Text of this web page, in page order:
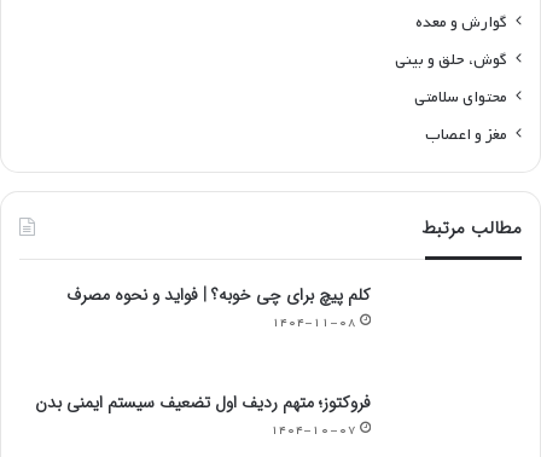
گوارش و معده
گوش، حلق و بینی
محتوای سلامتی
مغز و اعصاب
مطالب مرتبط
کلم پیچ برای چی خوبه؟ | فواید و نحوه مصرف
۱۴۰۴-۱۱-۰۸
فروکتوز؛ متهم ردیف اول تضعیف سیستم ایمنی بدن
۱۴۰۴-۱۰-۰۷